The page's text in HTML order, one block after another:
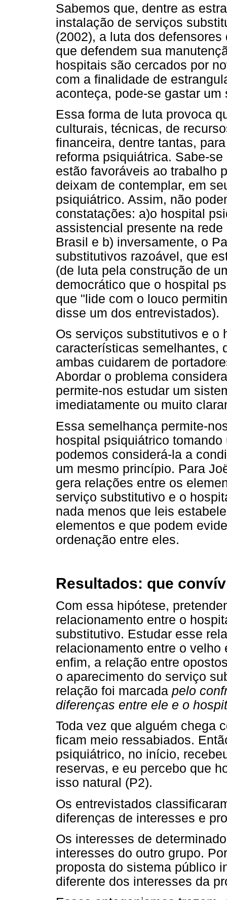
Sabemos que, dentre as
instalação de serviços
(2002), a luta dos
que defendem sua
hospitais são cercados por
com a finalidade de
aconteça, pode-se gastar
Essa forma de luta provoca
culturais, técnicas, de
financeira, dentre tantas,
reforma psiquiátrica. Sabe-
estão favoráveis ao trabalho
deixam de contemplar, em
psiquiátrico. Assim, não
constatações: a)o hospital
assistencial presente na
Brasil e b) inversamente, o
substitutivos razoável, que
(de luta pela construção de
democrático que o hospital
que "lide com o louco
disse um dos entrevistados).
Os serviços substitutivos e o
características semelhantes,
ambas cuidarem de
Abordar o problema
permite-nos estudar um
imediatamente ou muito
Essa semelhança permite-
hospital psiquiátrico
podemos considerá-la a
um mesmo princípio. Para
gera relações entre os
serviço substitutivo e o
nada menos que leis
elementos e que podem
ordenação entre eles.
Resultados: que
Com essa hipótese,
relacionamento entre o
substitutivo. Estudar esse
relacionamento entre o
enfim, a relação entre
o aparecimento do serviço
relação foi marcada pelo
diferenças entre ele e o
Toda vez que alguém chega
ficam meio ressabiados.
psiquiátrico, no início,
reservas, e eu percebo que
isso natural (P2).
Os entrevistados
diferenças de interesses e
Os interesses de
interesses do outro grupo.
proposta do sistema público
diferente dos interesses da